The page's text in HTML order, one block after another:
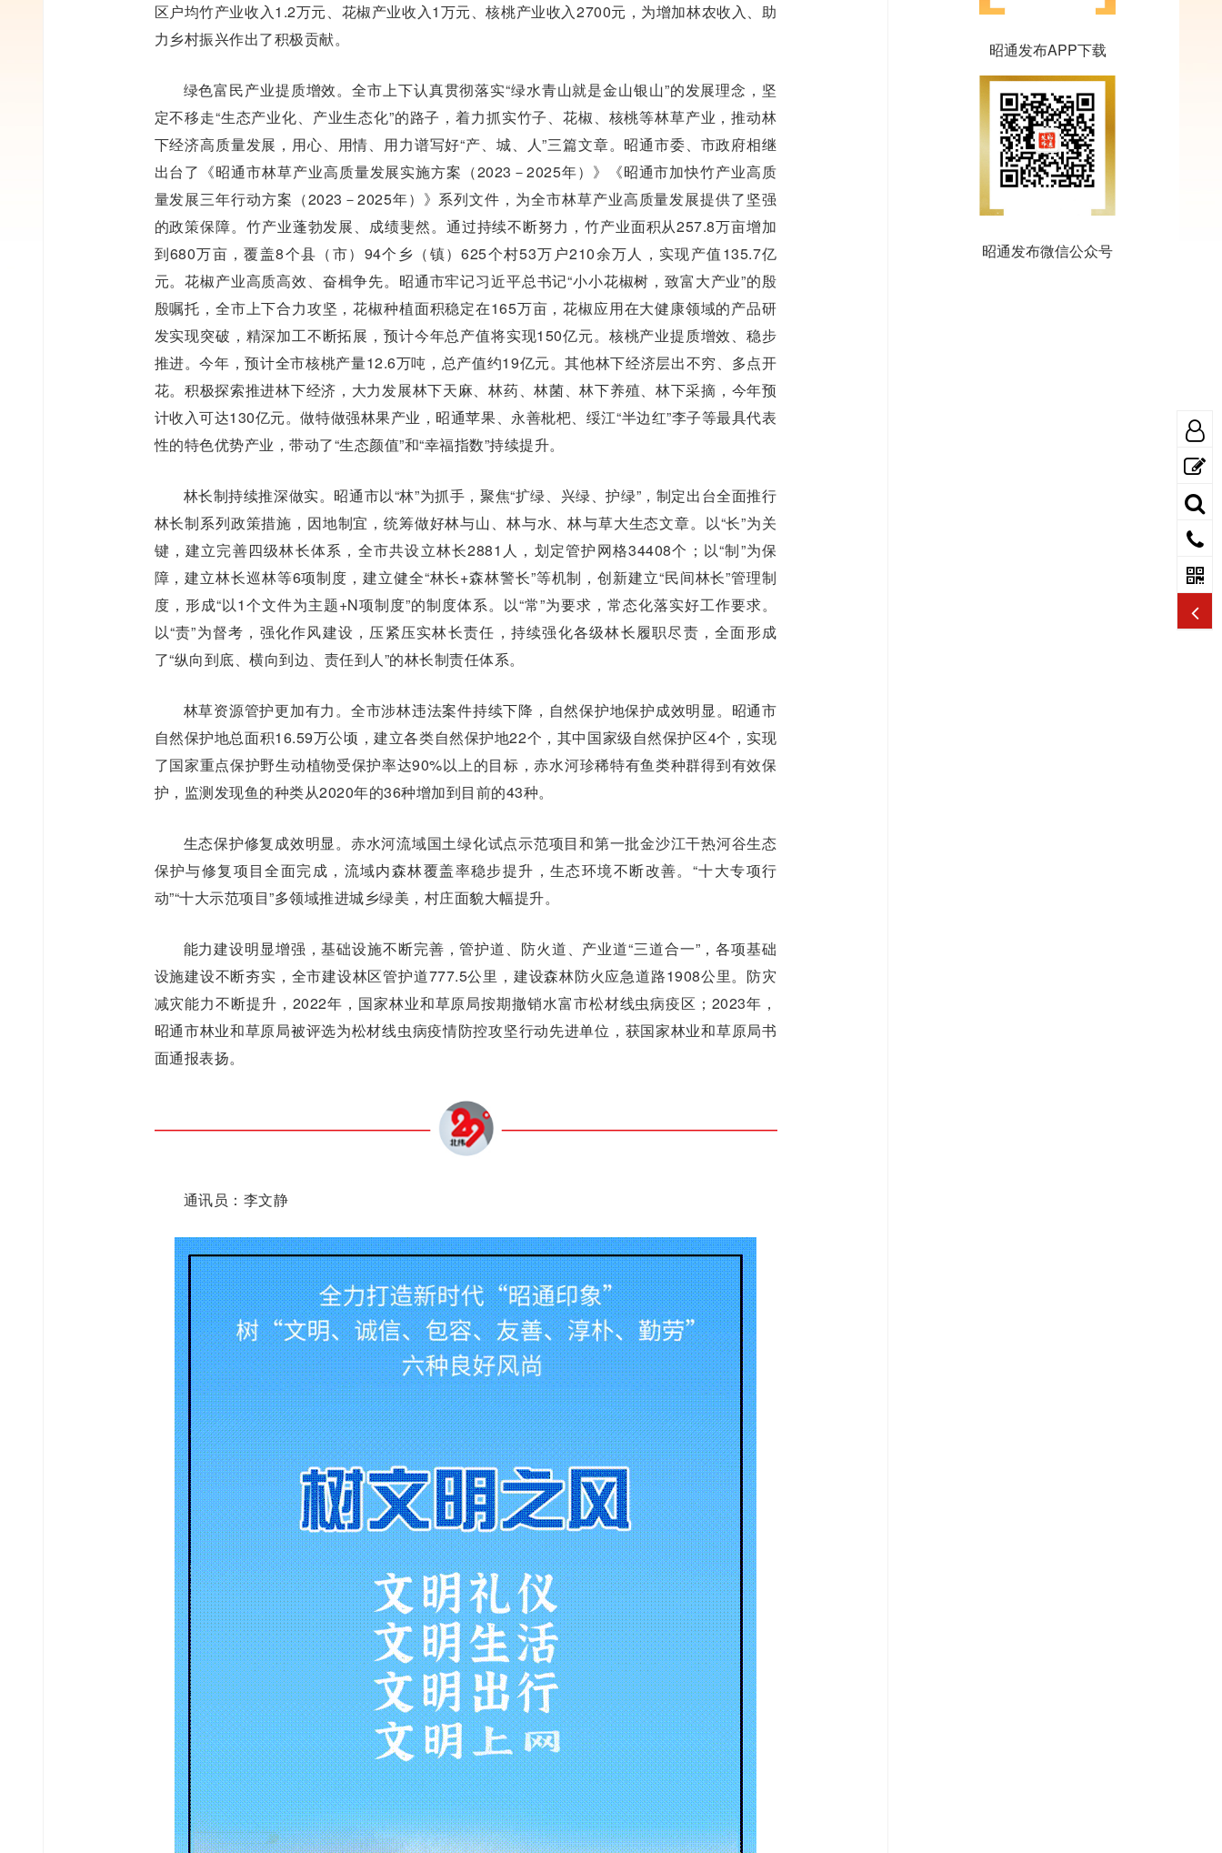
区户均竹产业收入1.2万元、花椒产业收入1万元、核桃产业收入2700元，为增加林农收入、助
力乡村振兴作出了积极贡献。
绿色富民产业提质增效。全市上下认真贯彻落实“绿水青山就是金山银山”的发展理念，坚
定不移走“生态产业化、产业生态化”的路子，着力抓实竹子、花椒、核桃等林草产业，推动林
下经济高质量发展，用心、用情、用力谱写好“产、城、人”三篇文章。昭通市委、市政府相继
出台了《昭通市林草产业高质量发展实施方案（2023－2025年）》《昭通市加快竹产业高质
量发展三年行动方案（2023－2025年）》系列文件，为全市林草产业高质量发展提供了坚强
的政策保障。竹产业蓬勃发展、成绩斐然。通过持续不断努力，竹产业面积从257.8万亩增加
到680万亩，覆盖8个县（市）94个乡（镇）625个村53万户210余万人，实现产值135.7亿
元。花椒产业高质高效、奋楫争先。昭通市牢记习近平总书记“小小花椒树，致富大产业”的殷
殷嘱托，全市上下合力攻坚，花椒种植面积稳定在165万亩，花椒应用在大健康领域的产品研
发实现突破，精深加工不断拓展，预计今年总产值将实现150亿元。核桃产业提质增效、稳步
推进。今年，预计全市核桃产量12.6万吨，总产值约19亿元。其他林下经济层出不穷、多点开
花。积极探索推进林下经济，大力发展林下天麻、林药、林菌、林下养殖、林下采摘，今年预
计收入可达130亿元。做特做强林果产业，昭通苹果、永善枇杷、绥江“半边红”李子等最具代表
性的特色优势产业，带动了“生态颜值”和“幸福指数”持续提升。
林长制持续推深做实。昭通市以“林”为抓手，聚焦“扩绿、兴绿、护绿”，制定出台全面推行
林长制系列政策措施，因地制宜，统筹做好林与山、林与水、林与草大生态文章。以“长”为关
键，建立完善四级林长体系，全市共设立林长2881人，划定管护网格34408个；以“制”为保
障，建立林长巡林等6项制度，建立健全“林长+森林警长”等机制，创新建立“民间林长”管理制
度，形成“以1个文件为主题+N项制度”的制度体系。以“常”为要求，常态化落实好工作要求。
以“责”为督考，强化作风建设，压紧压实林长责任，持续强化各级林长履职尽责，全面形成
了“纵向到底、横向到边、责任到人”的林长制责任体系。
林草资源管护更加有力。全市涉林违法案件持续下降，自然保护地保护成效明显。昭通市
自然保护地总面积16.59万公顷，建立各类自然保护地22个，其中国家级自然保护区4个，实现
了国家重点保护野生动植物受保护率达90%以上的目标，赤水河珍稀特有鱼类种群得到有效保
护，监测发现鱼的种类从2020年的36种增加到目前的43种。
生态保护修复成效明显。赤水河流域国土绿化试点示范项目和第一批金沙江干热河谷生态
保护与修复项目全面完成，流域内森林覆盖率稳步提升，生态环境不断改善。“十大专项行
动”“十大示范项目”多领域推进城乡绿美，村庄面貌大幅提升。
能力建设明显增强，基础设施不断完善，管护道、防火道、产业道“三道合一”，各项基础
设施建设不断夯实，全市建设林区管护道777.5公里，建设森林防火应急道路1908公里。防灾
减灾能力不断提升，2022年，国家林业和草原局按期撤销水富市松材线虫病疫区；2023年，
昭通市林业和草原局被评选为松材线虫病疫情防控攻坚行动先进单位，获国家林业和草原局书
面通报表扬。
通讯员：李文静
昭通发布APP下载
昭通发布微信公众号